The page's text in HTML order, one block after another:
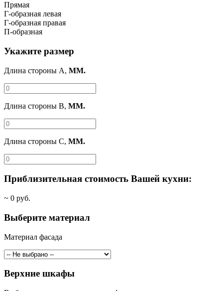
Прямая
Г-образная левая
Г-образная правая
П-образная
Укажите размер
Длина стороны A, ММ.
Длина стороны B, ММ.
Длина стороны C, ММ.
Приблизительная стоимость Вашей кухни:
~ 0 руб.
Выберите материал
Материал фасада
Верхние шкафы